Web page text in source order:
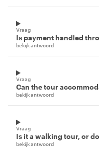
Vraag
Is payment handled
bekijk antwoord
Vraag
Can the tour
bekijk antwoord
Vraag
Is it a walking tour, or
bekijk antwoord